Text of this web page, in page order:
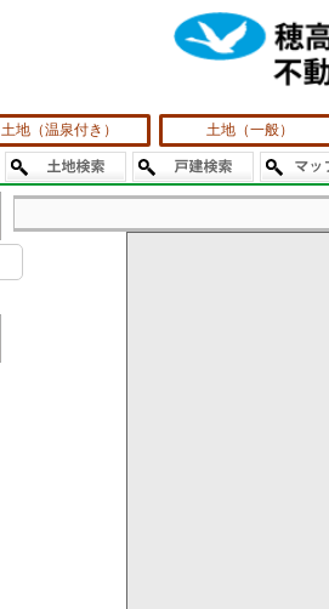
土地（温泉付き） 土地（一般）